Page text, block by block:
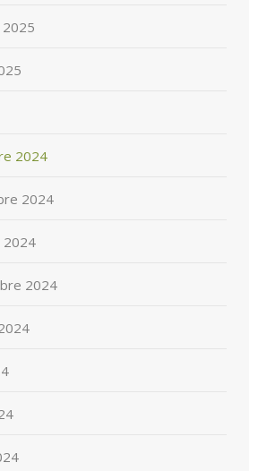
2024
2024
2024
2024